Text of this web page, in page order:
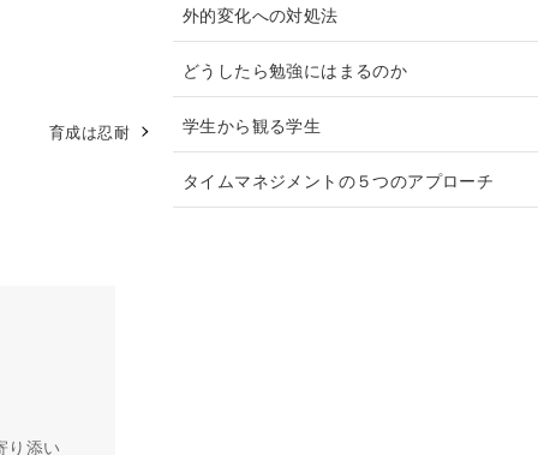
育成は忍耐
り添い
外的変化への対処法
どうしたら勉強にはまるのか
学生から観る学生
タイムマネジメントの５つのアプローチ